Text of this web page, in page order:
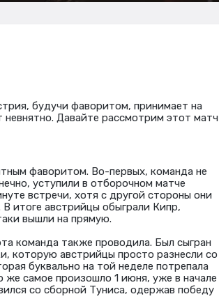
будучи фаворитом, принимает на
Давайте рассмотрим этот матч
фаворитом. Во-первых, команда не
уступили в отборочном матче
встречи, хотя с другой стороны они
В итоге австрийцы обыграли Кипр,
вышли на прямую.
команда также проводила. Был сыгран
которую австрийцы просто разнесли со
буквально на той неделе потрепала
же самое произошло 1 июня, уже в начале
со сборной Туниса, одержав победу